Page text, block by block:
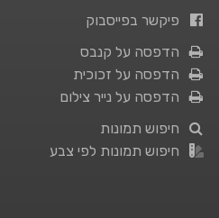
פיקשר בפייסבוק
הדפסה על קנבס
הדפסה על זכוכית
הדפסה על נייר צילום
חיפוש תמונות
חיפוש תמונות לפי צבע